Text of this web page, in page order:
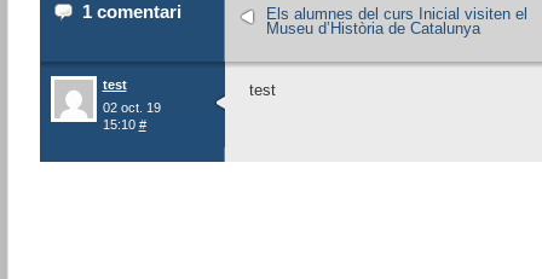
1 comentari
Els alumnes del curs Inicial visiten el
Museu d’Història de Catalunya
test
02 oct. 19
15:10 #
test